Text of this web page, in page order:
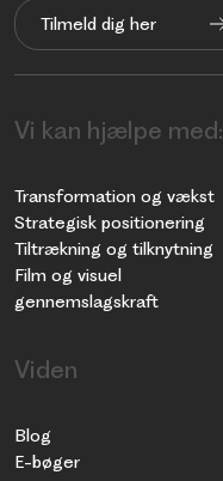
Tilmeld dig her
Vi kan hjælpe med:
Transformation og vækst
Strategisk positionering
Tiltrækning og tilknytning
Film og visuel
gennemslagskraft
Viden
Blog
E-bøger